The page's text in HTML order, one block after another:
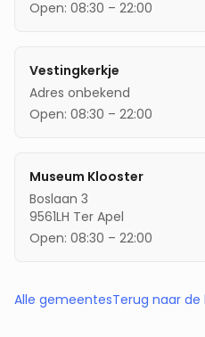
Open: 08:30 – 22:00
Vestingkerkje
Adres onbekend
Open: 08:30 – 22:00
Museum Klooster
Boslaan 3
9561LH Ter Apel
Open: 08:30 – 22:00
Alle gemeentesTerug naar de